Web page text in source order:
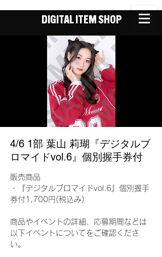
DIGITAL ITEM SHOP
4/6 1部 葉山 莉瑚『デジタルブ
ロマイドvol.6』個別握手券付
販売商品
・『デジタルブロマイドvol.6』個別握手
券付1,700円(税込み)
商品やイベントの詳細、応募期間などは
以下イベントについてをご確認くださ
い。